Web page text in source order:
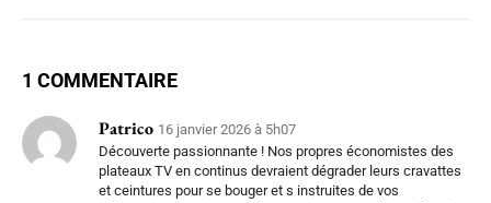
1 COMMENTAIRE
Patrico 16 janvier 2026 à 5h07
Découverte passionnante ! Nos propres économistes des
plateaux TV en continus devraient dégrader leurs cravattes
et ceintures pour se bouger et s instruites de vos